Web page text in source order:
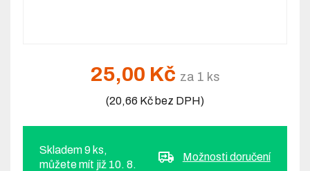
25,00 Kč za 1 ks
(20,66 Kč bez DPH)
Skladem 9 ks,
můžete mít již 10. 8.
Možnosti doručení